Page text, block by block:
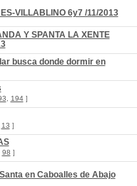
VILLABLINO 6y7 /11/2013
Y SPANTA LA XENTE
busca donde dormir en
194]
13 ]
98 ]
en Caboalles de Abajo